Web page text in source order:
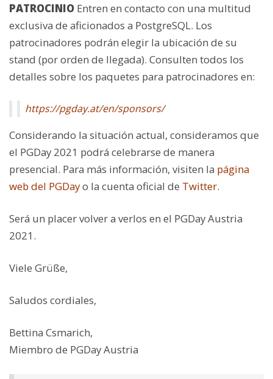
PATROCINIO Entren en contacto con una multitud
exclusiva de aficionados a PostgreSQL. Los
patrocinadores podrán elegir la ubicación de su
stand (por orden de llegada). Consulten todos los
detalles sobre los paquetes para patrocinadores en:
https://pgday.at/en/sponsors/
Considerando la situación actual, consideramos que
el PGDay 2021 podrá celebrarse de manera
presencial. Para más información, visiten la página
web del PGDayo la cuenta oficial de Twitter.
Será un placer volver a verlos en el PGDay Austria
2021.
Viele Grüße,
Saludos cordiales,
Bettina Csmarich,
Miembro de PGDay Austria